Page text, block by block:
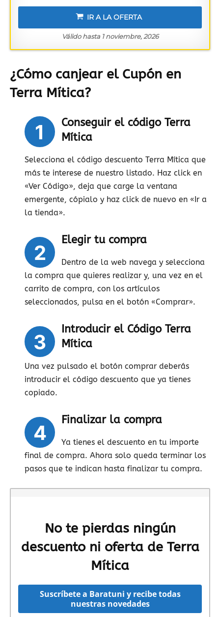
IR A LA OFERTA
Válido hasta 1 noviembre, 2026
¿Cómo canjear el Cupón en
Terra Mítica?
1
Conseguir el código Terra
Mítica
Selecciona el código descuento Terra Mítica que
más te interese de nuestro listado. Haz click en
«Ver Código», deja que carge la ventana
emergente, cópialo y haz click de nuevo en «Ir a
la tienda».
2
Elegir tu compra
Dentro de la web navega y selecciona
la compra que quieres realizar y, una vez en el
carrito de compra, con los artículos
seleccionados, pulsa en el botón «Comprar».
3
Introducir el Código Terra
Mítica
Una vez pulsado el botón comprar deberás
introducir el código descuento que ya tienes
copiado.
4
Finalizar la compra
Ya tienes el descuento en tu importe
final de compra. Ahora solo queda terminar los
pasos que te indican hasta finalizar tu compra.
No te pierdas ningún
descuento ni oferta de Terra
Mítica
Suscríbete a Baratuni y recibe todas
nuestras novedades